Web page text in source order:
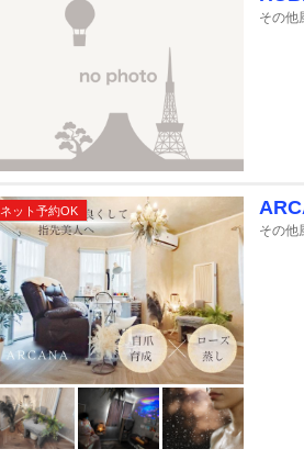
その他
ネット予約OK
その他